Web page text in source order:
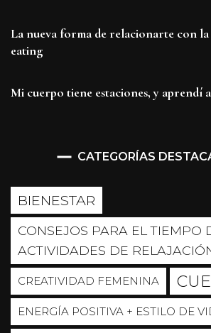
La nueva forma de relacionarte con
eating
Mi cuerpo tiene estaciones, y aprendí
CATEGORÍAS
BIENESTAR
CONSEJOS PARA EL TIEMPO
ACTIVIDADES DE
CREATIVIDAD FEMENINA
ENERGÍA POSITIVA + ESTILO DE